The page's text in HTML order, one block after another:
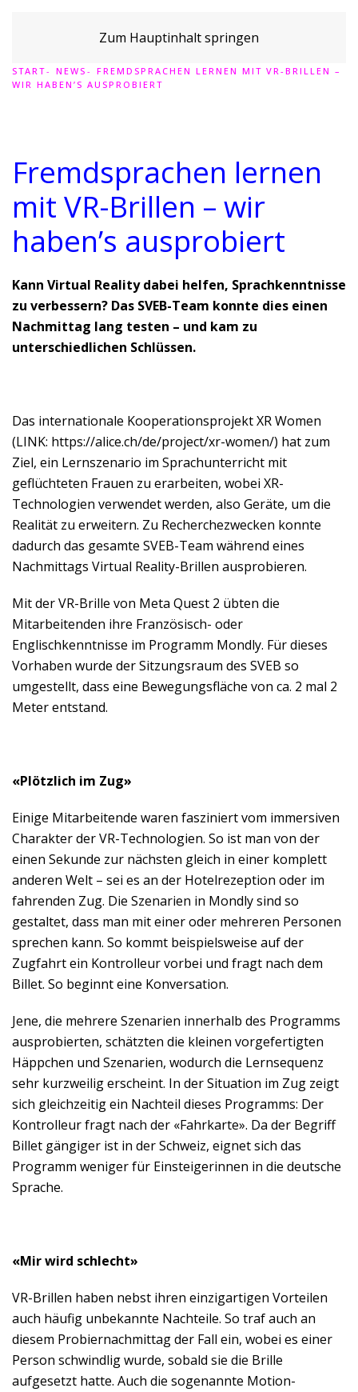
Zum Hauptinhalt springen
START NEWS
FREMDSPRACHEN LERNEN MIT VR-BRILLEN –
WIR HABEN’S AUSPROBIERT
Fremdsprachen lernen
mit VR-Brillen – wir
haben’s ausprobiert
Kann Virtual Reality dabei helfen, Sprachkenntnisse
zu verbessern? Das SVEB-Team konnte dies einen
Nachmittag lang testen – und kam zu
unterschiedlichen Schlüssen.
Das internationale Kooperationsprojekt XR Women
(LINK: https://alice.ch/de/project/xr-women/) hat zum
Ziel, ein Lernszenario im Sprachunterricht mit
geflüchteten Frauen zu erarbeiten, wobei XR-
Technologien verwendet werden, also Geräte, um die
Realität zu erweitern. Zu Recherchezwecken konnte
dadurch das gesamte SVEB-Team während eines
Nachmittags Virtual Reality-Brillen ausprobieren.
Mit der VR-Brille von Meta Quest 2 übten die
Mitarbeitenden ihre Französisch- oder
Englischkenntnisse im Programm Mondly. Für dieses
Vorhaben wurde der Sitzungsraum des SVEB so
umgestellt, dass eine Bewegungsfläche von ca. 2 mal 2
Meter entstand.
«Plötzlich im Zug»
Einige Mitarbeitende waren fasziniert vom immersiven
Charakter der VR-Technologien. So ist man von der
einen Sekunde zur nächsten gleich in einer komplett
anderen Welt – sei es an der Hotelrezeption oder im
fahrenden Zug. Die Szenarien in Mondly sind so
gestaltet, dass man mit einer oder mehreren Personen
sprechen kann. So kommt beispielsweise auf der
Zugfahrt ein Kontrolleur vorbei und fragt nach dem
Billet. So beginnt eine Konversation.
Jene, die mehrere Szenarien innerhalb des Programms
ausprobierten, schätzten die kleinen vorgefertigten
Häppchen und Szenarien, wodurch die Lernsequenz
sehr kurzweilig erscheint. In der Situation im Zug zeigt
sich gleichzeitig ein Nachteil dieses Programms: Der
Kontrolleur fragt nach der «Fahrkarte». Da der Begriff
Billet gängiger ist in der Schweiz, eignet sich das
Programm weniger für Einsteigerinnen in die deutsche
Sprache.
«Mir wird schlecht»
VR-Brillen haben nebst ihren einzigartigen Vorteilen
auch häufig unbekannte Nachteile. So traf auch an
diesem Probiernachmittag der Fall ein, wobei es einer
Person schwindlig wurde, sobald sie die Brille
aufgesetzt hatte. Auch die sogenannte Motion-